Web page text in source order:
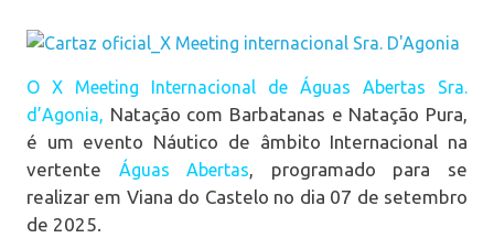
O X Meeting Internacional de Águas Abertas Sra.
d’Agonia, Natação com Barbatanas e Natação Pura,
é um evento Náutico de âmbito Internacional na
vertente Águas Abertas, programado para se
realizar em Viana do Castelo no dia 07 de setembro
de 2025.